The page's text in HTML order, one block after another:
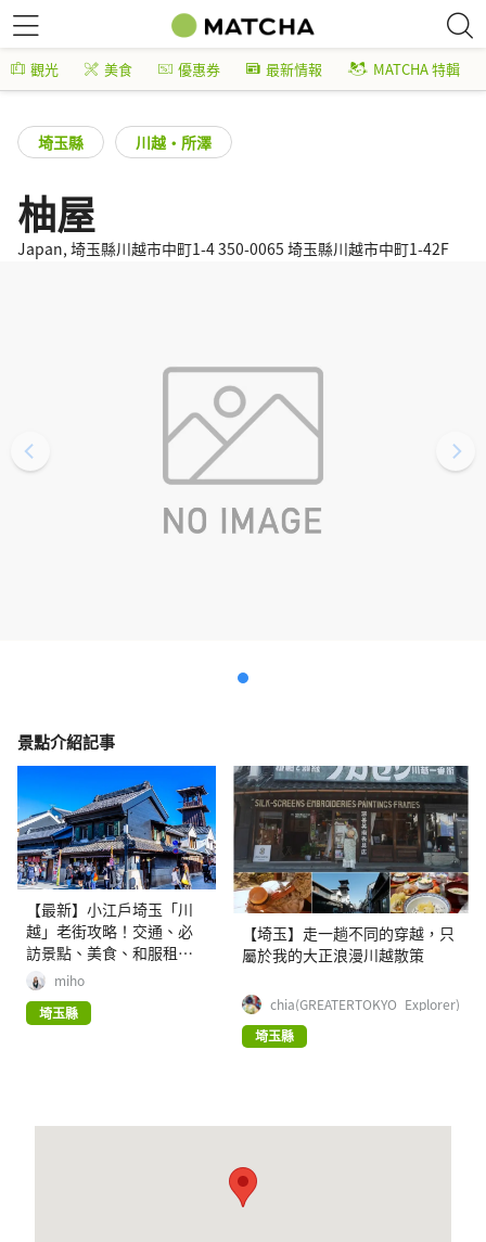
觀光 美食 優惠券 最新情報 MATCHA 特輯
埼玉縣 川越・所澤
柚屋
Japan, 埼玉縣川越市中町1-4 350-0065 埼玉縣川越市中町1-42F
景點介紹記事
【最新】小江戶埼玉「川
越」老街攻略！交通、必
訪景點、美食、和服租借
指南miho
埼玉縣
【埼玉】走一趟不同的穿越，只
屬於我的大正浪漫川越散策
chia(GREATERTOKYO_Explorer)
埼玉縣